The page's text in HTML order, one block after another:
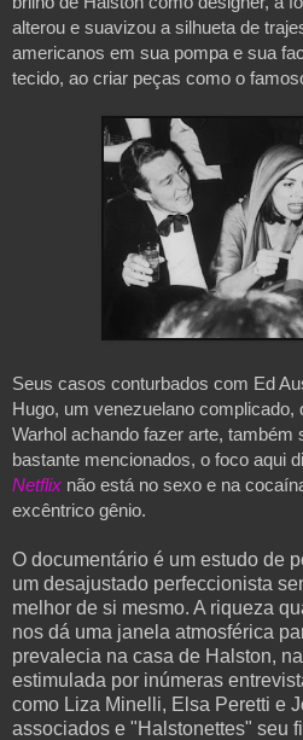
alterou e suavizou a silhueta de
americanos em sua pompa e sua
tecido, ao criar peças como o
Seus casos conturbados com Ed
Hugo, um venezuelano complicado,
Warhol achando fazer arte, também
bastante mencionados, o foco aqui
Netflix não está no sexo e na
excêntrico gênio.
O documentário é um estudo de
um desajustado perfeccionista
melhor de si mesmo. A riqueza
nos dá uma janela atmosférica
prevalecia na casa de Halston,
estimulada por inúmeras
como Liza Minelli, Elsa Peretti e
associados e "Halstonettes" seu